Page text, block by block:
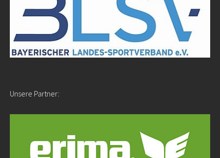
Unsere Partner: